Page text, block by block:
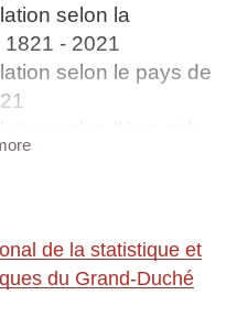
selon la
- 2021
selon le pays de
1880 - 2021
de logement et
privés selon la
de la statistique et
du Grand-Duché